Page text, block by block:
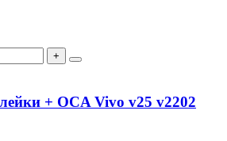
+
+ OCA Vivo v25 v2202